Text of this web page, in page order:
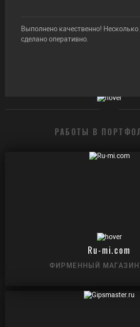
Выполнено качественно! Несколько
сделано оперативно.
РАБОТЫ В
Ru-mi.com
ФИРМЕННЫЙ МАГАЗИН